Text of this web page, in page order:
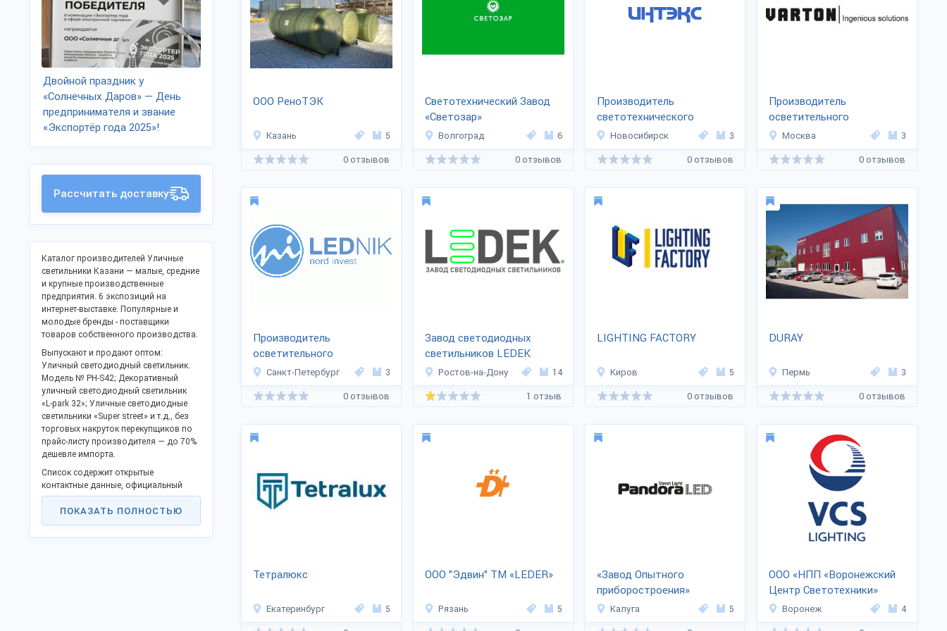
ООО РеноТЭК
Казань 5
0 отзывов
Светотехнический Завод
«Светозар»
Волгоград 6
0 отзывов
Производитель
светотехнического
оборудования «ИНТЭКС
ГРУПП»
Новосибирск 3
0 отзывов
Производитель
осветительного
оборудования «Вартон»
Москва 3
0 отзывов
Производитель
осветительного
оборудования «LEDNIK»
Санкт-Петербург 3
0 отзывов
Завод светодиодных
светильников LEDEK
Ростов-на-Дону 14
1 отзыв
LIGHTING FACTORY
Киров 5
0 отзывов
DURAY
Пермь 3
0 отзывов
Тетралюкс
Екатеринбург 5
ООО "Эдвин" ТМ «LEDER»
Рязань 5
«Завод Опытного
приборостроения»
Калуга 5
ООО «НПП «Воронежский
Центр Светотехники»
Воронеж 4
Двойной праздник у
«Солнечных Даров» — День
предпринимателя и звание
«Экспортёр года 2025»!
Рассчитать доставку
Каталог производителей Уличные
светильники Казани — малые, средние
и крупные производственные
предприятия. 6 экспозиций на
интернет-выставке. Популярные и
молодые бренды - поставщики
товаров собственного производства.
Выпускают и продают оптом:
Уличный светодиодный светильник.
Модель № PH-S42; Декоративный
уличный светодиодный светильник
«L-park 32»; Уличные светодиодные
светильники «Super street» и т.д., без
торговых накруток перекупщиков по
прайс-листу производителя — до 70%
дешевле импорта.
Список содержит открытые
контактные данные, официальный
сайт и позволяет заказать продукцию
оптом напрямую, стать
представителем в своём регионе.
ПОКАЗАТЬ ПОЛНОСТЬЮ